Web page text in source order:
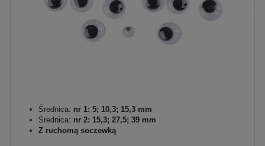
Średnica: nr 1: 5; 10,3; 15,3 mm
Średnica: nr 2: 15,3; 27,5; 39 mm
Z ruchomą soczewką